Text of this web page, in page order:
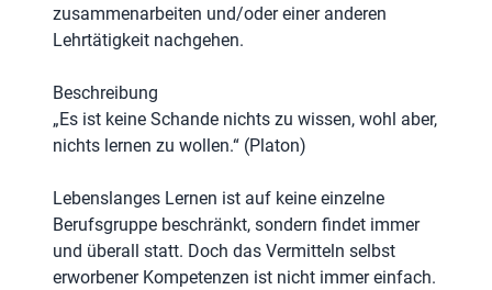
zusammenarbeiten und/oder einer anderen
Lehrtätigkeit nachgehen.
Beschreibung
„Es ist keine Schande nichts zu wissen, wohl aber,
nichts lernen zu wollen.“ (Platon)
Lebenslanges Lernen ist auf keine einzelne
Berufsgruppe beschränkt, sondern findet immer
und überall statt. Doch das Vermitteln selbst
erworbener Kompetenzen ist nicht immer einfach.